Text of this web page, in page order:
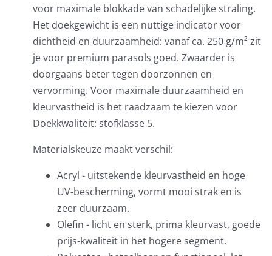
voor maximale blokkade van schadelijke straling.
Het doekgewicht is een nuttige indicator voor
dichtheid en duurzaamheid: vanaf ca. 250 g/m² zit
je voor premium parasols goed. Zwaarder is
doorgaans beter tegen doorzonnen en
vervorming. Voor maximale duurzaamheid en
kleurvastheid is het raadzaam te kiezen voor
Doekkwaliteit: stofklasse 5.
Materialskeuze maakt verschil:
Acryl - uitstekende kleurvastheid en hoge
UV-bescherming, vormt mooi strak en is
zeer duurzaam.
Olefin - licht en sterk, prima kleurvast, goede
prijs-kwaliteit in het hogere segment.